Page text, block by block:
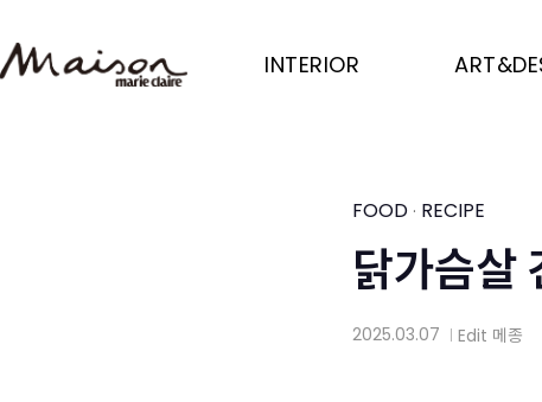
to
main
INTERIOR
FOOD · RECIPE
닭가슴살
2025.03.07 Edit 메종